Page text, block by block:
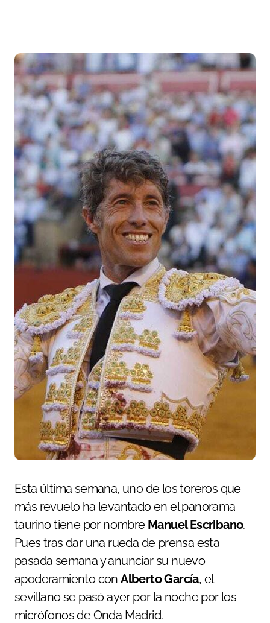
Esta última semana, uno de los toreros que
más revuelo ha levantado en el panorama
taurino tiene por nombreManuel Escribano.
Pues tras dar una rueda de prensa esta
pasada semana y anunciar su nuevo
apoderamiento conAlberto García, el
sevillano se pasó ayer por la noche por los
micrófonos de Onda Madrid.